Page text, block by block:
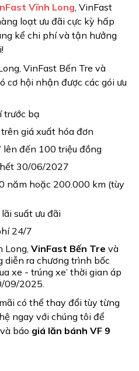
Vĩnh Long, VinFast
loạt ưu đãi cực kỳ hấp
kể chi phí và tận hưởng
VinFast Bến Tre và
cơ hội nhận được các gói ưu
trước bạ
giá xuất hóa đơn
lên đến 100 triệu đồng
30/06/2027
năm hoặc 200.000 km (tùy
suất ưu đãi
24/7
Long,VinFast Bến Tre và
diễn ra chương trình bốc
xe - trúng xe’ thời gian áp
09/2025.
có thể thay đổi tùy từng
ngay với chúng tôi để
báo giá lăn bánh VF 9